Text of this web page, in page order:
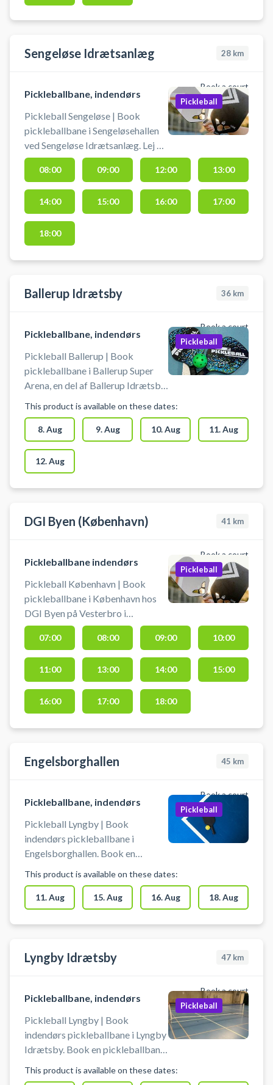
Sengeløse Idrætsanlæg 28 km
Book a court
Pickleballbane, indendørs
Pickleball Sengeløse | Book
pickleballbane i Sengeløsehallen
ved Sengeløse Idrætsanlæg. Lej en
pickleballbane og spil pickleball i
Sengeløse. Gratis parkering ved
hallen i Sengeløse ved booking af
pickleball. Omklædningsrum og
hallen åbnes/lukkes en halv time
før/efter anvendelse af hallen.
Pickleball
08:00 09:00 12:00 13:00
14:00 15:00 16:00 17:00
18:00
Ballerup Idrætsby 36 km
Book a court
Pickleballbane, indendørs
Pickleball Ballerup | Book
pickleballbane i Ballerup Super
Arena, en del af Ballerup Idrætsby.
Ballerup. Medbring selv Pickleball
bat og bolde, når du booker en
Pickleball bane i Ballerup Super
Arena. Gratis parkeringspladser
foran arenaen ved booking af
pickleball. Omklædning &
booking af bane til pickleball.
Pickleball
This product is available on these dates:
8. Aug 9. Aug 10. Aug 11. Aug
12. Aug
DGI Byen (København) 41 km
Book a court
Pickleballbane indendørs
Pickleball København | Book
pickleballbane i København hos
DGI Byen på Vesterbro i
København – spil pickleball midt i
byen. Der er 4 pickleballbaner klar
til booking - centralt beliggende
hos DGI Byen København. DGI
Byen på Tietgensgade 65, 1704
København V, byder udover leje af
pickleballbaner på flere andre
sportsaktiviteter som badminton,
Pickleball
07:00 08:00 09:00 10:00
11:00 13:00 14:00 15:00
16:00 17:00 18:00
Engelsborghallen 45 km
Book a court
Pickleballbane, indendørs
Pickleball Lyngby | Book
indendørs pickleballbane i
Engelsborghallen. Book en
Engelsborghallen Det er muligt at
låne bat og bolde på stedet. Du
skal selv tage net op og ned. Der
skal benyttes indendørssko, som
mulighed for bad og omklædning.
Pickleball
This product is available on these dates:
11. Aug 15. Aug 16. Aug 18. Aug
Lyngby Idrætsby 47 km
Book a court
Pickleballbane, indendørs
Pickleball Lyngby | Book
indendørs pickleballbane i Lyngby
Idrætsby. Book en pickleballbane
Idrætsbyens Det er muligt at låne
Pickleball
This product is available on these dates: